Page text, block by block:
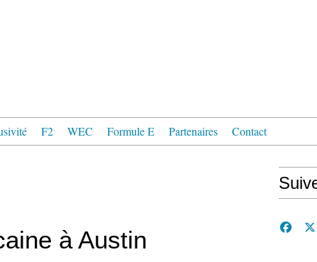
F2 WEC Formule E Partenaires Contact
à Austin